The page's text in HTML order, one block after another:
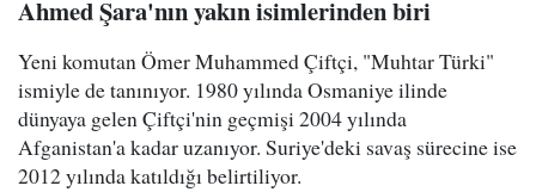
Ahmed Şara'nın yakın isimlerinden biri
Yeni komutan Ömer Muhammed Çiftçi, "Muhtar Türki"
ismiyle de tanınıyor. 1980 yılında Osmaniye ilinde
dünyaya gelen Çiftçi'nin geçmişi 2004 yılında
Afganistan'a kadar uzanıyor. Suriye'deki savaş sürecine ise
2012 yılında katıldığı belirtiliyor.